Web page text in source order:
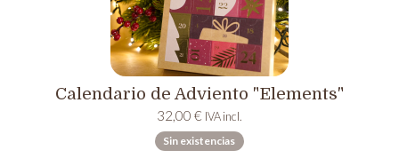
Calendario de Adviento "Elements"
32,00 € IVA incl.
Sin existencias